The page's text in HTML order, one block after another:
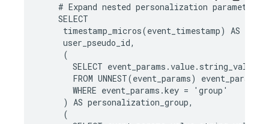
# Expand nested personalization parameters
SELECT
timestamp_micros(event_timestamp) AS
user_pseudo_id,
(
SELECT event_params .value. string_value
FROM UNNEST(event_params)
event_params
WHERE event_params .key = ' group '
)
AS personalization_group,
(